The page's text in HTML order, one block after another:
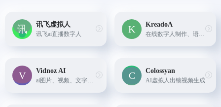
讯飞虚拟人
讯飞ai直播数字人
KreadoA
在线数字人制作、语音克隆，文生视频、图生视频
Vidnoz AI
ai图片、视频、文字转语音、声音克隆
Colossyan
AI虚拟人出镜视频生成